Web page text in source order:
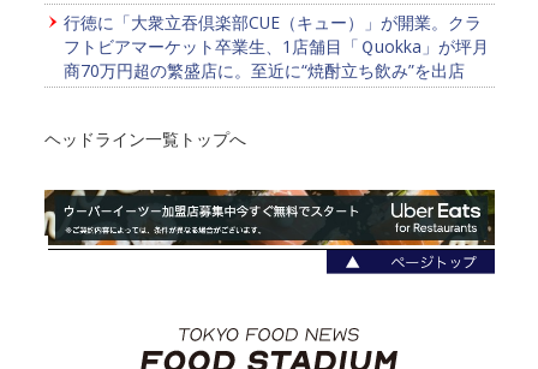
行徳に「大衆立吞倶楽部CUE（キュー）」が開業。クラ
フトビアマーケット卒業生、1店舗目「Ｑuokka」が坪月
商70万円超の繁盛店に。至近に“焼酎立ち飲み”を出店
ヘッドライン一覧トップへ